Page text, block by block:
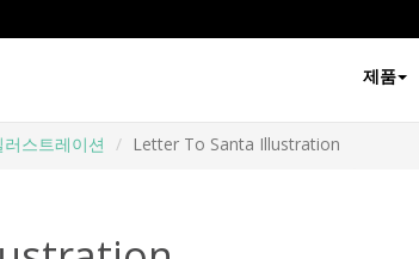
제품
스트레이션 Letter To Santa Illustration